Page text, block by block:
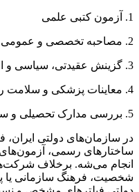
1. آزمون کتبی علمی
2. مصاحبه تخصصی و عمومی برای استخدام پرسنل
3. گزینش عقیدتی، سیاسی و امنیتی
4. معاینات پزشکی و سلامت روان
5. بررسی مدارک تحصیلی و سوابق کاری
در سازمان‌های دولتی ایران،
ساختارهای رسمی،
انجام می‌شه. برخلاف
شخصیت، فرهنگ سازمانی یا